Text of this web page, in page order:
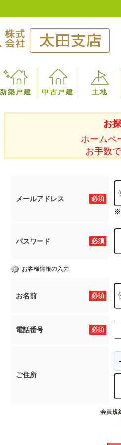
新築戸建 中古戸建 土地
お
ホームペ
お手数
必須
メールアドレス
※
必須
パスワード
お客様情報の入力
必須
お名前
必須
電話番号
ご住所
会員規